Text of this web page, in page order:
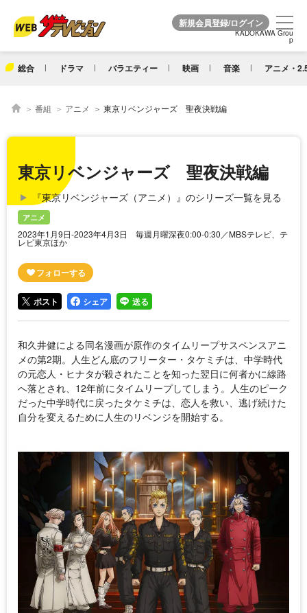
KADOKAWA Grou
p
総合 ドラマ バラエティー 映画 音楽 アニメ・
KADOKAWA Grou
p
番組 アニメ 東京リベンジャーズ 聖夜決戦編
東京リベンジャーズ 聖夜決戦編
『東京リベンジャーズ（アニメ）』のシリーズ一覧を見る
アニメ
2023年1月9日-2023年4月3日 毎週月曜深夜0:00-0:30／MBSテレビ、テ
レビ東京ほか
ポスト シェア 送る
和久井健による同名漫画が原作のタイムリープサスペンスアニ
メの第2期。人生どん底のフリーター・タケミチは、中学時代
の元恋人・ヒナタが殺されたことを知った翌日に何者かに線路
へ落とされ、12年前にタイムリープしてしまう。人生のピーク
だった中学時代に戻ったタケミチは、恋人を救い、逃げ続けた
自分を変えるために人生のリベンジを開始する。